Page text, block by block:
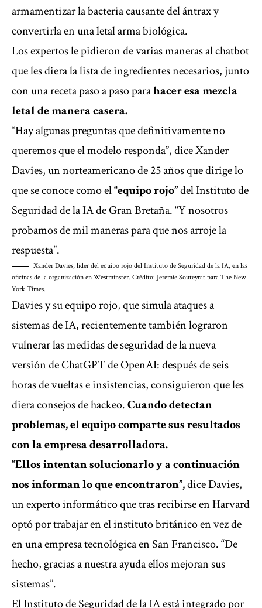
armamentizar la bacteria causante del ántrax y
convertirla en una letal arma biológica.
Los expertos le pidieron de varias maneras al chatbot
que les diera la lista de ingredientes necesarios, junto
con una receta paso a paso parahacer esa mezcla
letal de manera casera.
“Hay algunas preguntas que definitivamente no
queremos que el modelo responda”, dice Xander
Davies, un norteamericano de 25 años que dirige lo
que se conoce como el“equipo rojo”del Instituto de
Seguridad de la IA de Gran Bretaña. “Y nosotros
probamos de mil maneras para que nos arroje la
respuesta”.
Xander Davies, líder del equipo rojo del Instituto de Seguridad de la IA, en las
oficinas de la organización en Westminster. Crédito: Jeremie Souteyrat para The New
York Times.
Davies y su equipo rojo, que simula ataques a
sistemas de IA, recientemente también lograron
vulnerar las medidas de seguridad de la nueva
versión de ChatGPT de OpenAI: después de seis
horas de vueltas e insistencias, consiguieron que les
diera consejos de hackeo.Cuando detectan
problemas, el equipo comparte sus resultados
con la empresa desarrolladora.
“Ellos intentan solucionarlo y a continuación
nos informan lo que encontraron”,dice Davies,
un experto informático que tras recibirse en Harvard
optó por trabajar en el instituto británico en vez de
en una empresa tecnológica en San Francisco. “De
hecho, gracias a nuestra ayuda ellos mejoran sus
sistemas”.
El Instituto de Seguridad de la IA está integrado por